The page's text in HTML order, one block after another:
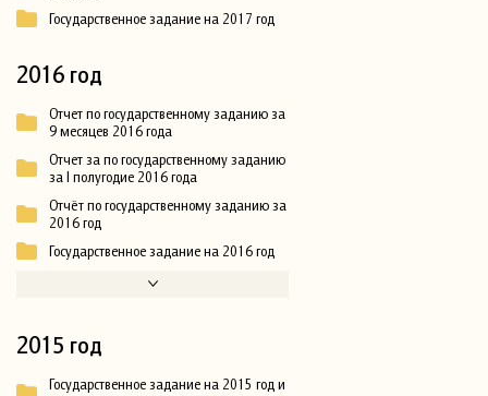
Государственное задание на 2017 год
2016 год
Отчет по государственному заданию за
9 месяцев 2016 года
Отчет за по государственному заданию
за I полугодие 2016 года
Отчёт по государственному заданию за
2016 год
Государственное задание на 2016 год
2015 год
Государственное задание на 2015 год и